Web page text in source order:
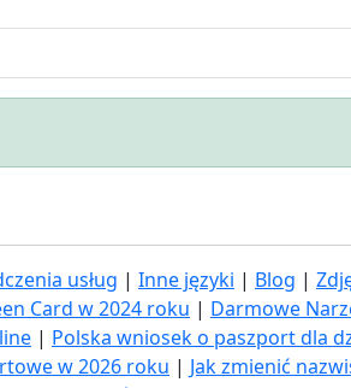
usług | Inne języki | Blog |
Card w 2024 roku | Darmowe
| Polska wniosek o paszport dla
w 2026 roku | Jak zmienić